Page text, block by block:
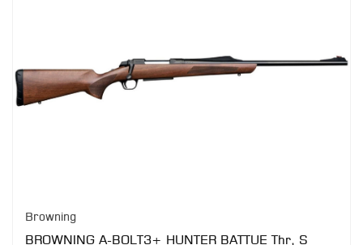
Browning
BROWNING A-BOLT3+ HUNTER BATTUE Thr, S